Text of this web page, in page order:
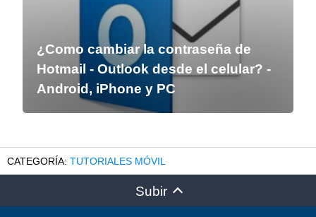
¿Como cambiar la contraseña de
Hotmail - Outlook desde el celular? -
Android, iPhone y PC
TUTORIALES MÓVIL
Subir